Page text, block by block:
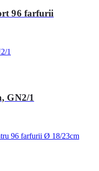
96 farfurii
GN2/1